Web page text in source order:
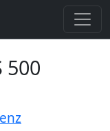
500